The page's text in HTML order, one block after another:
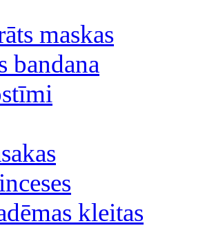
maskas
bandana
kleitas